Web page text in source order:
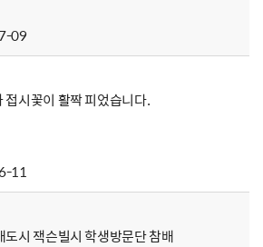
09
접시꽃이 활짝 피었습니다.
11
도시 잭슨빌시 학생방문단 참배